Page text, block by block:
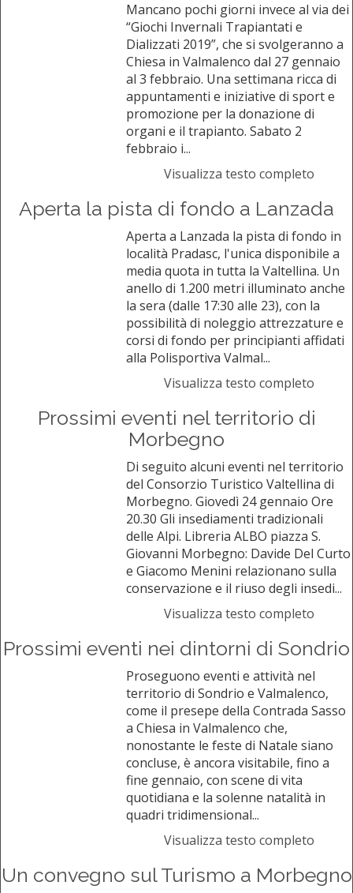
Mancano pochi giorni invece al via dei
“Giochi Invernali Trapiantati e
Dializzati 2019”, che si svolgeranno a
Chiesa in Valmalenco dal 27 gennaio
al 3 febbraio. Una settimana ricca di
appuntamenti e iniziative di sport e
promozione per la donazione di
organi e il trapianto. Sabato 2
febbraio i...
Visualizza testo completo
Aperta la pista di fondo a Lanzada
Aperta a Lanzada la pista di fondo in
località Pradasc, l'unica disponibile a
media quota in tutta la Valtellina. Un
anello di 1.200 metri illuminato anche
la sera (dalle 17:30 alle 23), con la
possibilità di noleggio attrezzature e
corsi di fondo per principianti affidati
alla Polisportiva Valmal...
Visualizza testo completo
Prossimi eventi nel territorio di
Morbegno
Di seguito alcuni eventi nel territorio
del Consorzio Turistico Valtellina di
Morbegno. Giovedì 24 gennaio Ore
20.30 Gli insediamenti tradizionali
delle Alpi. Libreria ALBO piazza S.
Giovanni Morbegno: Davide Del Curto
e Giacomo Menini relazionano sulla
conservazione e il riuso degli insedi...
Visualizza testo completo
Prossimi eventi nei dintorni di Sondrio
Proseguono eventi e attività nel
territorio di Sondrio e Valmalenco,
come il presepe della Contrada Sasso
a Chiesa in Valmalenco che,
nonostante le feste di Natale siano
concluse, è ancora visitabile, fino a
fine gennaio, con scene di vita
quotidiana e la solenne natalità in
quadri tridimensional...
Visualizza testo completo
Un convegno sul Turismo a Morbegno